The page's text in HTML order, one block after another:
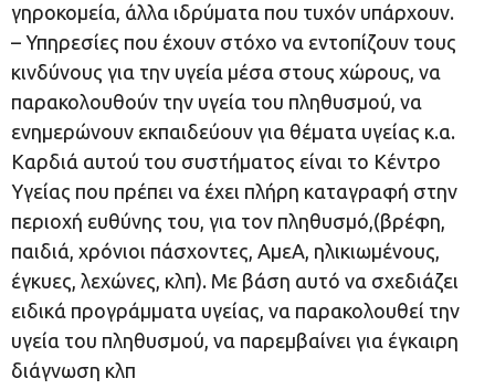
γηροκομεία, άλλα ιδρύματα που τυχόν υπάρχουν.
– Υπηρεσίες που έχουν στόχο να εντοπίζουν τους
κινδύνους για την υγεία μέσα στους χώρους, να
παρακολουθούν την υγεία του πληθυσμού, να
ενημερώνουν εκπαιδεύουν για θέματα υγείας κ.α.
Καρδιά αυτού του συστήματος είναι το Κέντρο
Υγείας που πρέπει να έχει πλήρη καταγραφή στην
περιοχή ευθύνης του, για τον πληθυσμό,(βρέφη,
παιδιά, χρόνιοι πάσχοντες, ΑμεΑ, ηλικιωμένους,
έγκυες, λεχώνες, κλπ). Με βάση αυτό να σχεδιάζει
ειδικά προγράμματα υγείας, να παρακολουθεί την
υγεία του πληθυσμού, να παρεμβαίνει για έγκαιρη
διάγνωση κλπ